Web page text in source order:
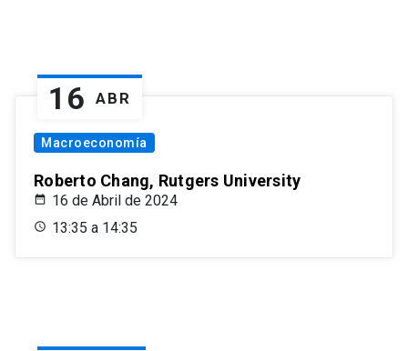
16 ABR
Macroeconomía
Roberto Chang, Rutgers University
16 de Abril de 2024
13:35 a 14:35